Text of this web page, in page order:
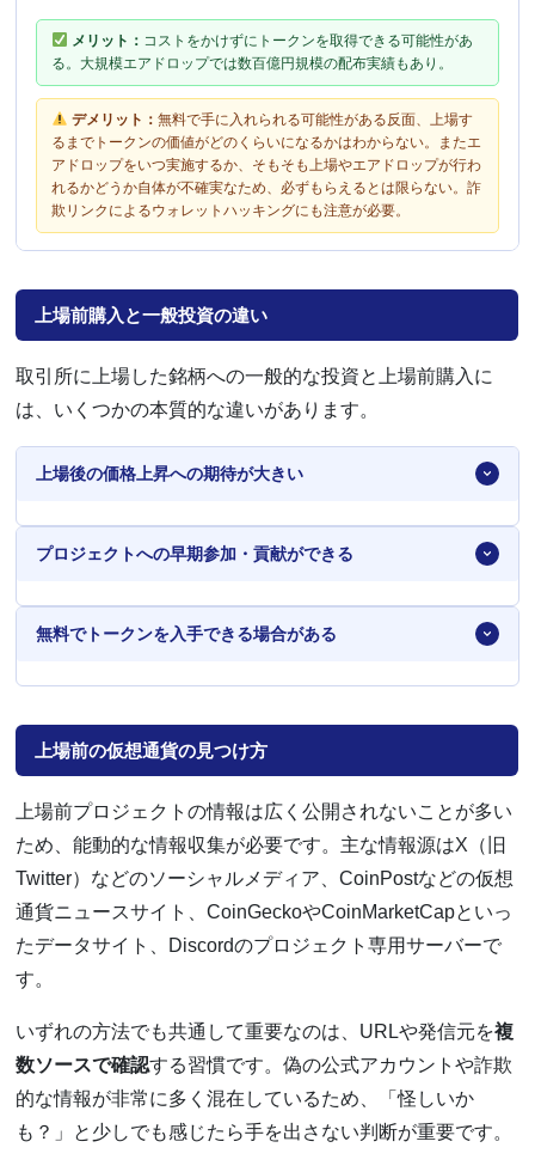
メリット： コストをかけずにトークンを取得できる可能性があ
る。大規模エアドロップでは数百億円規模の配布実績もあり。
デメリット： 無料で手に入れられる可能性がある反面、上場す
るまでトークンの価値がどのくらいになるかはわからない。またエ
アドロップをいつ実施するか、そもそも上場やエアドロップが行わ
れるかどうか自体が不確実なため、必ずもらえるとは限らない。詐
欺リンクによるウォレットハッキングにも注意が必要。
上場前購入と一般投資の違い
取引所に上場した銘柄への一般的な投資と上場前購入に
は、いくつかの本質的な違いがあります。
上場後の価格上昇への期待が大きい
プロジェクトへの早期参加・貢献ができる
無料でトークンを入手できる場合がある
上場前の仮想通貨の見つけ方
上場前プロジェクトの情報は広く公開されないことが多い
ため、能動的な情報収集が必要です。主な情報源はX（旧
Twitter）などのソーシャルメディア、CoinPostなどの仮想
通貨ニュースサイト、CoinGeckoやCoinMarketCapといっ
たデータサイト、Discordのプロジェクト専用サーバーで
す。
いずれの方法でも共通して重要なのは、URLや発信元を複
数ソースで確認する習慣です。偽の公式アカウントや詐欺
的な情報が非常に多く混在しているため、「怪しいか
も？」と少しでも感じたら手を出さない判断が重要です。